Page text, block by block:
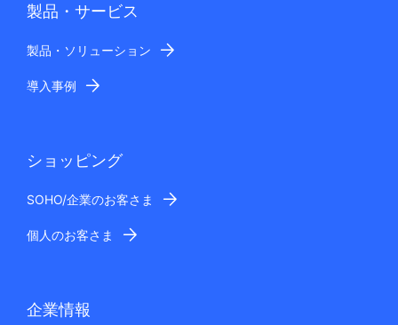
製品・サービス
製品・ソリューション
導入事例
ショッピング
SOHO/企業のお客さま
個人のお客さま
企業情報